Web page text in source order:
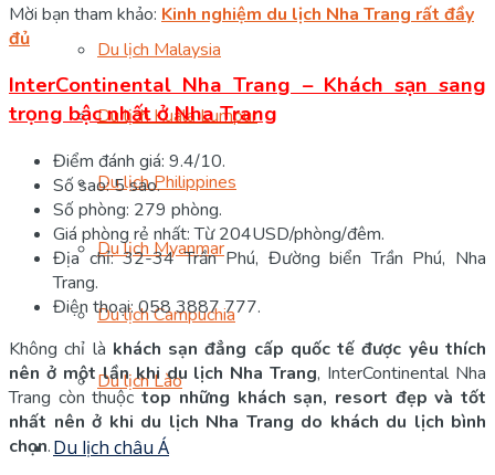
Du lịch Malaysia
Du lịch Kuala Lumpur
Du lịch Philippines
Du lịch Myanmar
Du lịch Campuchia
Du lịch Lào
Du lịch châu Á
Mời bạn tham khảo: Kinh nghiệm du lịch Nha Trang rất đầy
đủ
InterContinental Nha Trang – Khách sạn sang
trọng bậc nhất ở Nha Trang
Điểm đánh giá: 9.4/10.
Số sao: 5 sao.
Số phòng: 279 phòng.
Giá phòng rẻ nhất: Từ 204USD/phòng/đêm.
Địa chỉ: 32-34 Trần Phú, Đường biển Trần Phú, Nha
Trang.
Điện thoại: 058 3887 777.
Không chỉ là khách sạn đẳng cấp quốc tế được yêu thích
nên ở một lần khi du lịch Nha Trang, InterContinental Nha
Trang còn thuộctop những khách sạn, resort đẹp và tốt
nhất nên ở khi du lịch Nha Trang do khách du lịch bình
chọn.